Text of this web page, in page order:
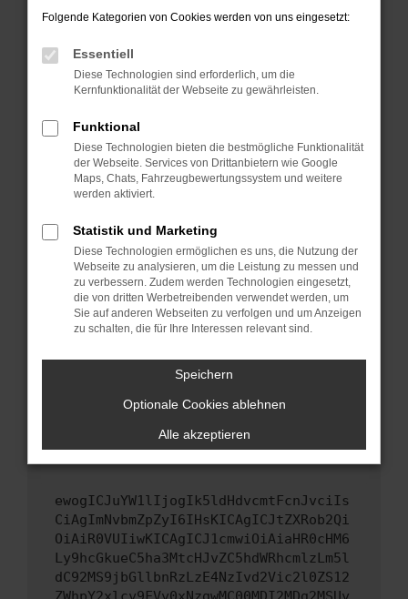
Prüfe deine Browsererweiterungen.
können das Laden bestimmter Seiten
verhindern. Funktioniert die Seite in einem
anderen Browser oder in einem privaten
Starte dein Gerät neu.
Das kann manchmal helfen, vorübergehende
Probleme zu beheben.
Betriebssystem auf dem neuesten Stand
sind.
Veraltete Software birgt nicht nur ein
Sicherheitsrisiko, sondern kann auch dazu
führen, dass bestimmte Funktionen nicht mehr
unterstützt werden.
Wende dich an den Webseitenbetreiber.
Wenn du alle oben genannten Schritte versucht
hast, kontaktiere uns bitte. Wir werden
versuchen, das Problem zu beheben. Du kannst
uns diesen Text schicken, um uns bei der
ewogICJuYW1lIjogIk5ldHdvcmtFcnJvciIs
CiAgImNvbmZpZyI6IHsKICAgICJtZXRob2Qi
OiAiR0VUIiwKICAgICJ1cmwiOiAiaHR0cHM6
Ly9hcGkueC5ha3MtcHJvZC5hdWRhcmlzLm5l
dC92MS9jbGllbnRzLzE4NzIvd2Vic2l0ZS12
Folgende Kategorien von Cookies werden von uns eingesetzt:
Essentiell
Diese Technologien sind erforderlich, um die
Kernfunktionalität der Webseite zu gewährleisten.
Funktional
Diese Technologien bieten die bestmögliche Funktionalität
der Webseite. Services von Drittanbietern wie Google
Maps, Chats, Fahrzeugbewertungssystem und weitere
werden aktiviert.
Statistik und Marketing
Diese Technologien ermöglichen es uns, die Nutzung der
Webseite zu analysieren, um die Leistung zu messen und
zu verbessern. Zudem werden Technologien eingesetzt,
die von dritten Werbetreibenden verwendet werden, um
Sie auf anderen Webseiten zu verfolgen und um Anzeigen
zu schalten, die für Ihre Interessen relevant sind.
Speichern
Optionale Cookies ablehnen
Alle akzeptieren